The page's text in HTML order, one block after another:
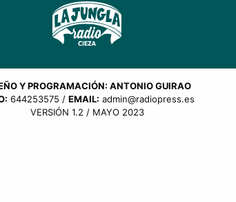
Y PROGRAMACIÓN: ANTONIO GUIRAO
644253575 / EMAIL: admin@radiopress.es
VERSIÓN 1.2 / MAYO 2023